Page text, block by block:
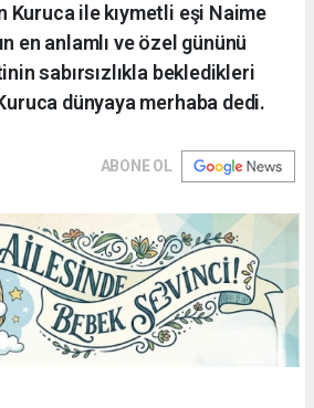
Kuruca ile kıymetli eşi Naime
en anlamlı ve özel gününü
sabırsızlıkla bekledikleri
dünyaya merhaba dedi.
ABONE OL